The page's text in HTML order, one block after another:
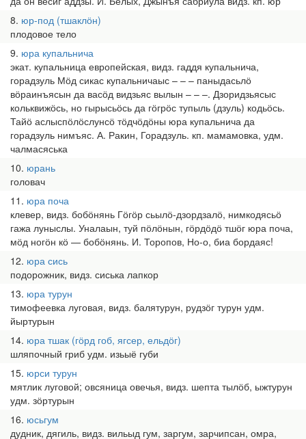
8 юр-под (тшаклӧн)
плодовое тело
9 юра купальнича
экат. купальница европейская, видз. гаддя купальнича,
горадзуль Мӧд сикас купальничаыс – – – паныдасьлӧ
вӧраинъясын да васӧд видзьяс вылын – – –. Дзоридзьясыс
кольквижӧсь, но гырысьӧсь да гӧгрӧс тупыль (дзуль) кодьӧсь.
Тайӧ аслыспӧлӧслунсӧ тӧдчӧдӧны юра купальнича да
горадзуль нимъяс. А. Ракин, Горадзуль. кп. мамамовка, удм.
чалмасяська
10 юрань
головач
11 юра поча
клевер, видз. бобӧнянь Гӧгӧр сьылӧ-дзордзалӧ, нимкодясьӧ
гажа луныслы. Уналаын, туй пӧлӧнын, гӧрдӧдӧ тшӧг юра поча,
мӧд ногӧн кӧ — бобӧнянь. И. Торопов, Но-о, биа бордаяс!
12 юра сись
подорожник, видз. сиська лапкор
13 юра турун
тимофеевка луговая, видз. балятурун, рудзӧг турун удм.
йыртурын
14 юра тшак (гӧрд гоб, ягсер, ельдӧг)
шляпочный гриб удм. изьыё губи
15 юрси турун
мятлик луговой; овсяница овечья, видз. шепта тылӧб, ыжтурун
удм. зӧртурын
16 юсьгум
дудник, дягиль, видз. вильыд гум, заргум, зарчипсан, омра,